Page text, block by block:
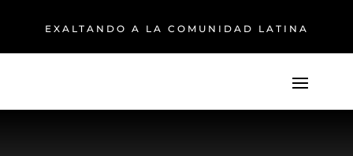
EXALTANDO A LA COMUNIDAD LATINA